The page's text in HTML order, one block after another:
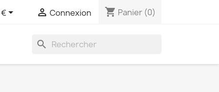
€  Connexion shopping_cart Panier (0)
search